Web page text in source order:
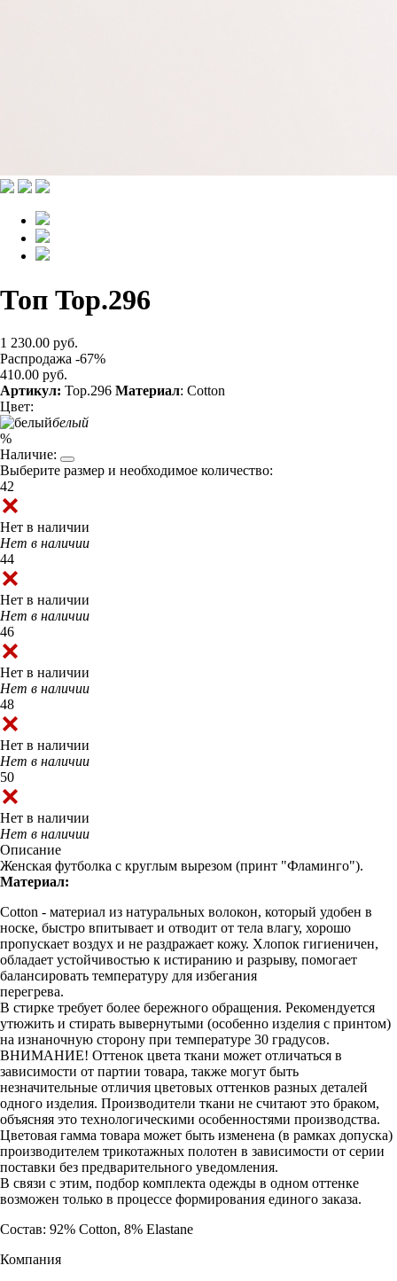
Топ Top.296
1 230.00 руб.
Распродажа -67%
410.00 руб.
Артикул: Top.296 Материал: Cotton
Цвет:
белый
%
Наличие:
Выберите размер и необходимое количество:
42
Нет в наличии
Нет в наличии
44
Нет в наличии
Нет в наличии
46
Нет в наличии
Нет в наличии
48
Нет в наличии
Нет в наличии
50
Нет в наличии
Нет в наличии
Описание
Женская футболка с круглым вырезом (принт "Фламинго").
Материал:
Cotton - материал из натуральных волокон, который удобен в
носке, быстро впитывает и отводит от тела влагу, хорошо
пропускает воздух и не раздражает кожу. Хлопок гигиеничен,
обладает устойчивостью к истиранию и разрыву, помогает
балансировать температуру для избегания
перегрева.
В стирке требует более бережного обращения. Рекомендуется
утюжить и стирать вывернутыми (особенно изделия с принтом)
на изнаночную сторону при температуре 30 градусов.
ВНИМАНИЕ! Оттенок цвета ткани может отличаться в
зависимости от партии товара, также могут быть
незначительные отличия цветовых оттенков разных деталей
одного изделия. Производители ткани не считают это браком,
объясняя это технологическими особенностями производства.
Цветовая гамма товара может быть изменена (в рамках допуска)
производителем трикотажных полотен в зависимости от серии
поставки без предварительного уведомления.
В связи с этим, подбор комплекта одежды в одном оттенке
возможен только в процессе формирования единого заказа.
Состав: 92% Cotton, 8% Elastane
Компания